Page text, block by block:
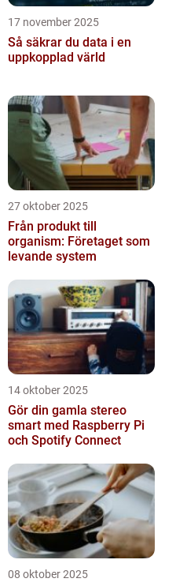
17 november 2025
Så säkrar du data i en
uppkopplad värld
27 oktober 2025
Från produkt till
organism: Företaget som
levande system
14 oktober 2025
Gör din gamla stereo
smart med Raspberry Pi
och Spotify Connect
08 oktober 2025